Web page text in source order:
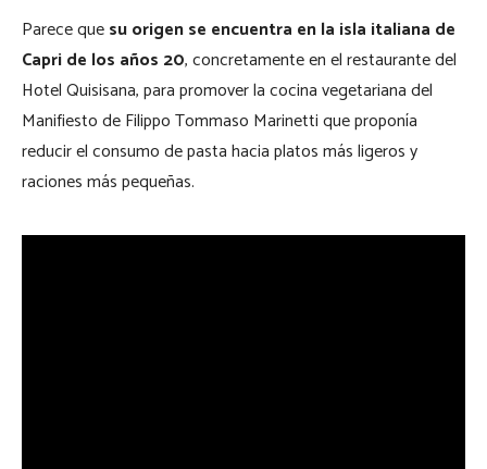
Parece quesu origen se encuentra en la isla italiana de
Capri de los años 20, concretamente en el restaurante del
Hotel Quisisana, para promover la cocina vegetariana del
Manifiesto de Filippo Tommaso Marinetti que proponía
reducir el consumo de pasta hacia platos más ligeros y
raciones más pequeñas.